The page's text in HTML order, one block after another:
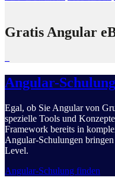
Gratis Angular
Angular-
Egal, ob Sie Angular von
spezielle Tools und
Framework bereits in
Angular-Schulungen
Level.
Angular-Schulung finden